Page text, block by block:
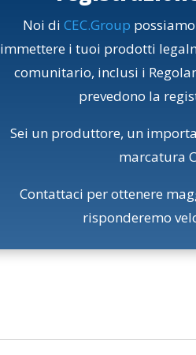
Noi di CEC.Group
immettere i tuoi prodotti
comunitario, inclusi i
prevedono la
Sei un produttore, un
marcatura
Contattaci per ottenere
risponderemo